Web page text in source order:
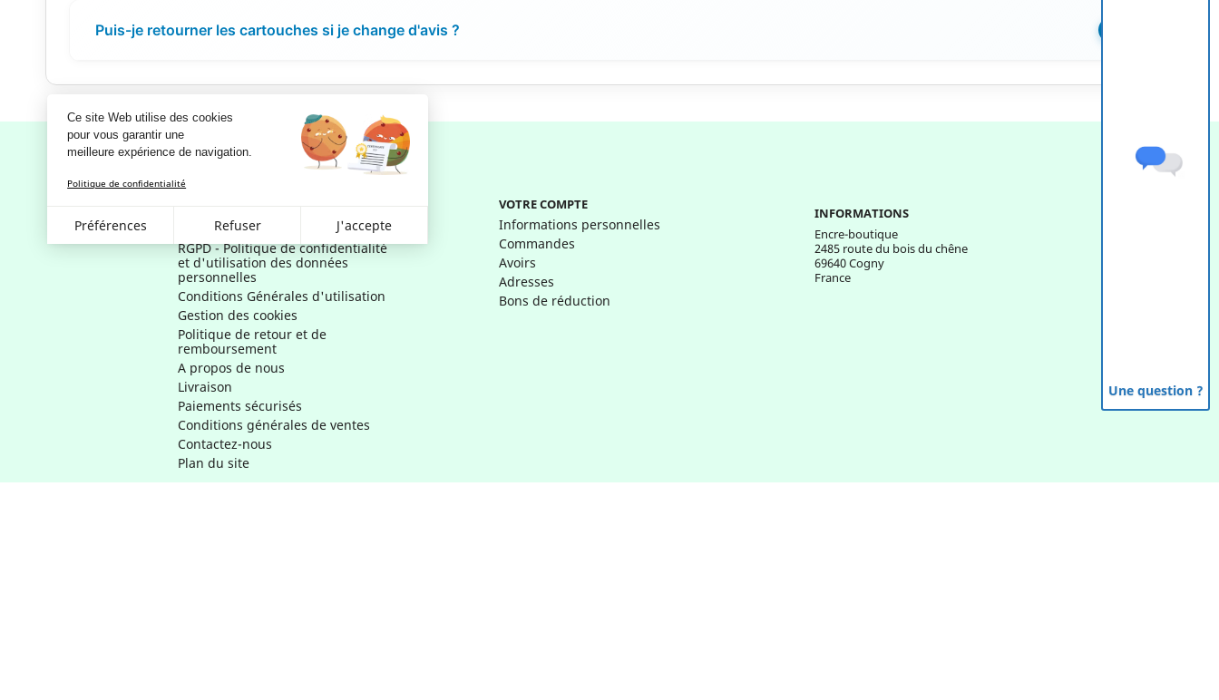
Ce site Web utilise des cookies
pour vous garantir une
meilleure expérience de navigation.
Politique de confidentialité
Préférences Refuser J'accepte
Une question ?
Puis-je retourner les cartouches si je change d'avis ?
Mentions légales
RGPD - Politique de confidentialité
et d'utilisation des données
personnelles
Conditions Générales d'utilisation
Gestion des cookies
Politique de retour et de
remboursement
A propos de nous
Livraison
Paiements sécurisés
Conditions générales de ventes
Contactez-nous
Plan du site
VOTRE COMPTE
Informations personnelles
Commandes
Avoirs
Adresses
Bons de réduction
INFORMATIONS
Encre-boutique
2485 route du bois du chêne
69640 Cogny
France